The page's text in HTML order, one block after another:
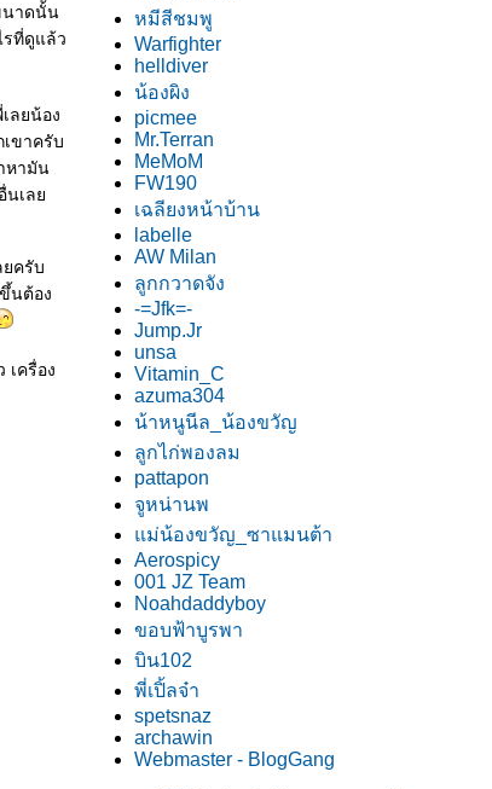
นาดนั้น
รที่ดูแล้ว
ลยน้อง
ขาครับ
หามัน
อื่นเล
ครับ
นต้อง
เครื่อง
หมีสีชมพู
Warfighter
helldiver
น้องผิง
picmee
Mr.Terran
MeMoM
FW190
เฉลียงหน้าบ้าน
labelle
AW Milan
ลูกกวาดจัง
-=Jfk=-
Jump.Jr
unsa
Vitamin_C
azuma304
น้าหนูนีล_น้องขวัญ
ลูกไก่พองลม
pattapon
จูหน่านพ
ม่น้องขวัญ_ซาแมนต้า
Aerospicy
001 JZ Team
Noahdaddyboy
ขอบฟ้าบูรพา
บิน102
พี่เปิ้ลจ๋า
spetsnaz
archawin
Webmaster - BlogGang